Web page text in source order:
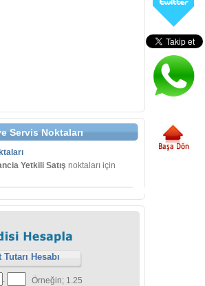
Servis Noktaları
Yetkili Satış noktaları için
Hesabı
. Örneğin; 1.25